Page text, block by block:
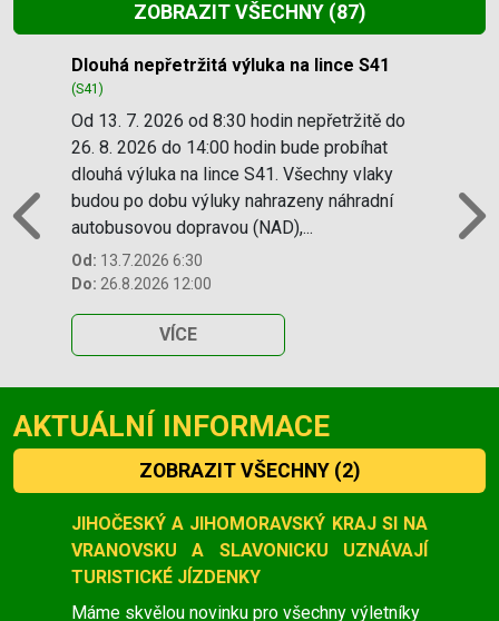
ZOBRAZIT VŠECHNY (87)
Slide 1 of 87
Dlouhá nepřetržitá výluka na lince S41
(S41)
Od 13. 7. 2026 od 8:30 hodin nepřetržitě do
26. 8. 2026 do 14:00 hodin bude probíhat
dlouhá výluka na lince S41. Všechny vlaky
budou po dobu výluky nahrazeny náhradní
autobusovou dopravou (NAD),...
Od: 13.7.2026 6:30
Do: 26.8.2026 12:00
VÍCE
Previous
AKTUÁLNÍ INFORMACE
ZOBRAZIT VŠECHNY (2)
Slide 1 of 2
JIHOČESKÝ A JIHOMORAVSKÝ KRAJ SI NA
VRANOVSKU A SLAVONICKU UZNÁVAJÍ
TURISTICKÉ JÍZDENKY
Máme skvělou novinku pro všechny výletníky